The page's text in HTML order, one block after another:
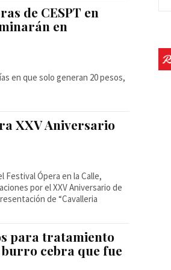
de CESPT en
en
en que solo generan 20 pesos,
XXV Aniversario
Ópera en la Calle,
por el XXV Aniversario de
de “Cavalleria
para tratamiento
cebra que fue